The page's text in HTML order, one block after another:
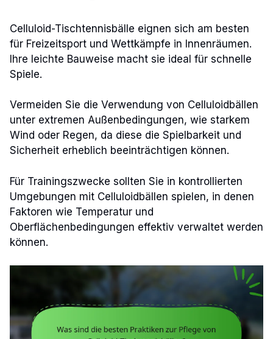
Celluloid-Tischtennisbälle eignen sich am besten
für Freizeitsport und Wettkämpfe in Innenräumen.
Ihre leichte Bauweise macht sie ideal für schnelle
Spiele.
Vermeiden Sie die Verwendung von Celluloidbällen
unter extremen Außenbedingungen, wie starkem
Wind oder Regen, da diese die Spielbarkeit und
Sicherheit erheblich beeinträchtigen können.
Für Trainingszwecke sollten Sie in kontrollierten
Umgebungen mit Celluloidbällen spielen, in denen
Faktoren wie Temperatur und
Oberflächenbedingungen effektiv verwaltet werden
können.